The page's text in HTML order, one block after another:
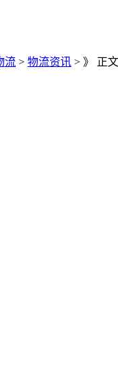
流 > 物流资讯 > 》 正文